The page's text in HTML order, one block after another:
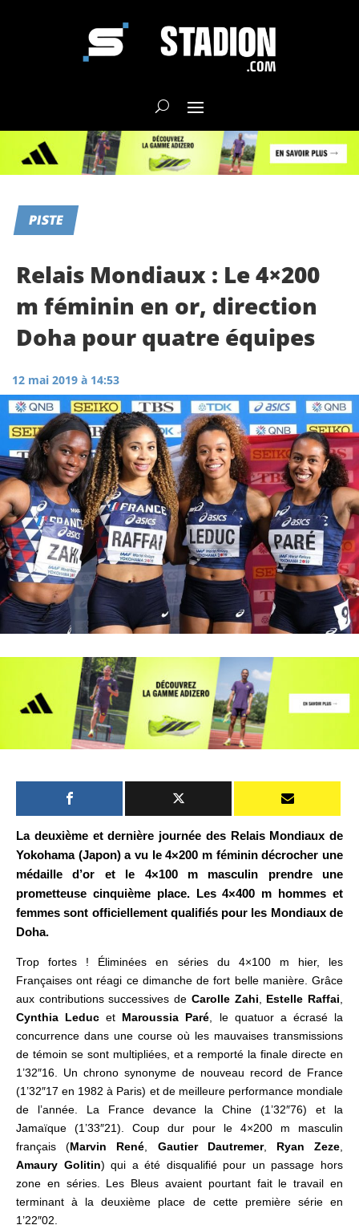
PISTE
Relais Mondiaux : Le 4×200
m féminin en or, direction
Doha pour quatre équipes
12 mai 2019 à 14:53
La deuxième et dernière journée des Relais Mondiaux de
Yokohama (Japon) a vu le 4×200 m féminin décrocher une
médaille d’or et le 4×100 m masculin prendre une
prometteuse cinquième place. Les 4×400 m hommes et
femmes sont officiellement qualifiés pour les Mondiaux de
Doha.
Trop fortes ! Éliminées en séries du 4×100 m hier, les
Françaises ont réagi ce dimanche de fort belle manière. Grâce
aux contributions successives de Carolle Zahi Estelle Raffai
Cynthia Leduc et Maroussia Paré , le quatuor a écrasé la
concurrence dans une course où les mauvaises transmissions
de témoin se sont multipliées, et a remporté la finale directe en
1’32″16. Un chrono synonyme de nouveau record de France
(1’32″17 en 1982 à Paris) et de meilleure performance mondiale
de l’année. La France devance la Chine (1’32″76) et la
Jamaïque (1’33″21). Coup dur pour le 4×200 m masculin
français (Marvin René Gautier Dautremer, Ryan Zeze
Amaury Golitin) qui a été disqualifié pour un passage hors
zone en séries. Les Bleus avaient pourtant fait le travail en
terminant à la deuxième place de cette première série en
1’22″02.